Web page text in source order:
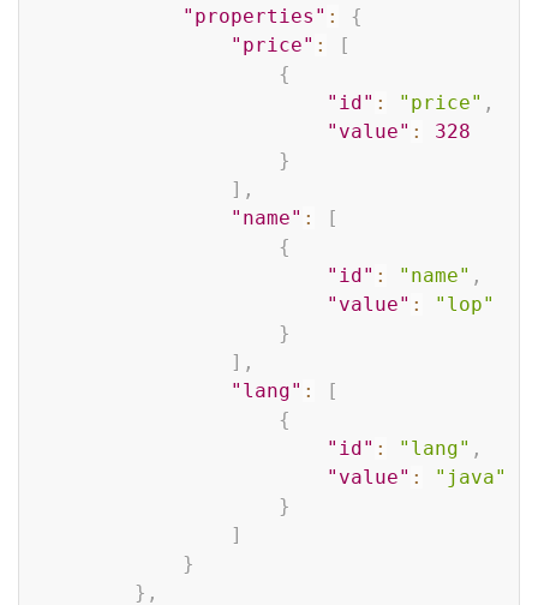
"properties" :
{
"price" :
[
{
"id" : "price" ,
"value" :
328
}
] ,
"name" :
[
{
"id" : "name" ,
"value" :
"lop"
}
] ,
"lang" :
[
{
"id" : "lang" ,
"value" :
"java"
}
]
}
} ,